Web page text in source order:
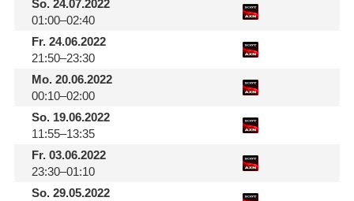
So.24.07.2022
01:00–02:40
Fr.24.06.2022
21:50–23:30
Mo.20.06.2022
00:10–02:00
So.19.06.2022
11:55–13:35
Fr.03.06.2022
23:30–01:10
So.29.05.2022